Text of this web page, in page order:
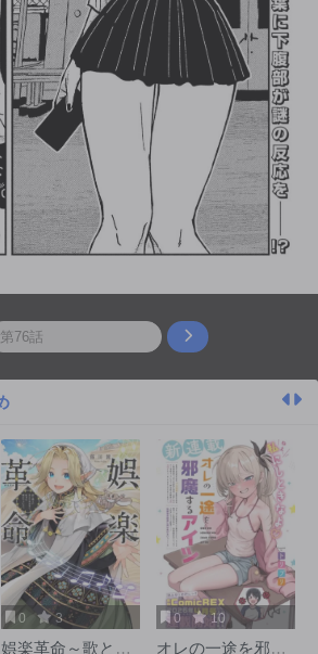
0 3
娯楽革命～歌と踊
0 10
オレの一途を邪魔